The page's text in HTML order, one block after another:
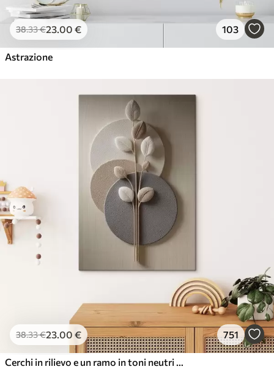
38.33€23.00 € 103
Astrazione
38.33€23.00 € 751
Cerchi in rilievo e un ramo in toni neutri caldi